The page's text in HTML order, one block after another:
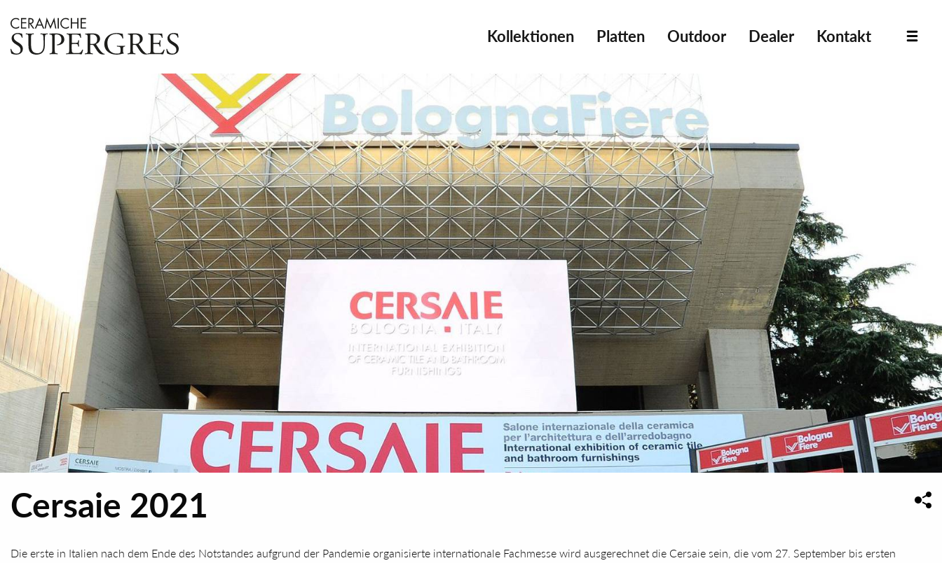
Kollektionen Platten Outdoor Dealer Kontakt
Cersaie 2021
Die erste in Italien nach dem Ende des Notstandes aufgrund der Pandemie organisierte internationale Fachmesse wird ausgerechnet die Cersaie sein, die vom 27. September bis ersten